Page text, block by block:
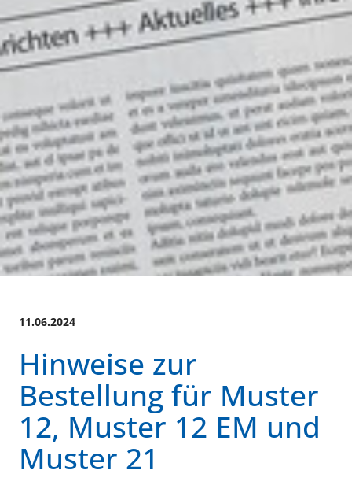
11.06.2024
Hinweise zur
Bestellung für Muster
12, Muster 12 EM und
Muster 21